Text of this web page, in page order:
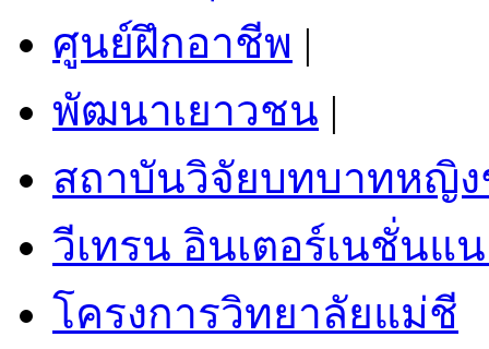
ศูนย์ฝึกอาชีพ |
พัฒนาเยาวชน |
สถาบันวิจัยบทบาทหญิง
วีเทรน อินเตอร์เนชั่นแ
โครงการวิทยาลัยแม่ชี